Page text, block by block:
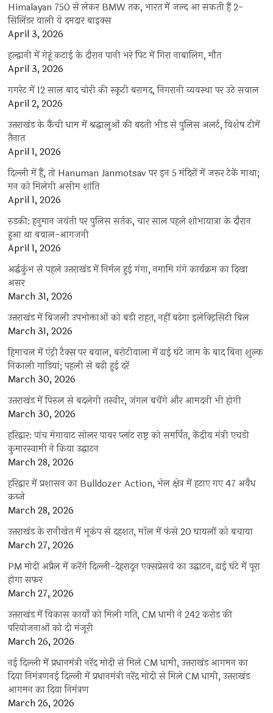
Himalayan 750 से लेकर BMW तक, भारत में जल्द आ सकती हैं 2-
सिलिंडर वाली ये दमदार बाइक्स
April 3, 2026
हल्द्वानी में गेहूं कटाई के दौरान पानी भरे पिट में गिरा नाबालिग, मौत
April 3, 2026
गगरेट में 12 साल बाद चोरी की स्कूटी बरामद, निगरानी व्यवस्था पर उठे सवाल
April 2, 2026
उत्तराखंड के कैंची धाम में श्रद्धालुओं की बढ़ती भीड़ से पुलिस अलर्ट, विशेष टीमें
तैनात
April 1, 2026
दिल्ली में हैं, तो Hanuman Janmotsav पर इन 5 मंदिरों में जरूर टेकें माथा;
मन को मिलेगी असीम शांति
April 1, 2026
रुड़की: हनुमान जयंती पर पुलिस सर्तक, चार साल पहले शोभायात्रा के दौरान
हुआ था बवाल-आगजनी
April 1, 2026
अर्द्धकुंभ से पहले उत्तराखंड में निर्मल हुई गंगा, नमामि गंगे कार्यक्रम का दिखा
असर
March 31, 2026
उत्तराखंड में बिजली उपभोक्ताओं को बड़ी राहत, नहीं बढ़ेगा इलेक्ट्रिसिटी बिल
March 31, 2026
हिमाचल में एंट्री टैक्स पर बवाल, बरोटीवाला में ढाई घंटे जाम के बाद बिना शुल्क
निकाली गाड़ियां; पहली से बढ़ी हुई दरें
March 30, 2026
उत्तराखंड में पिरुल से बदलेगी तस्वीर, जंगल बचेंगे और आमदनी भी होगी
March 30, 2026
हरिद्वार: पांच मेगावाट सोलर पावर प्लांट राष्ट्र को समर्पित, केंद्रीय मंत्री एचडी
कुमारस्वामी ने किया उद्घाटन
March 28, 2026
हरिद्वार में प्रशासन का Bulldozer Action, भेल क्षेत्र में हटाए गए 47 अवैध
कब्जे
March 28, 2026
उत्तराखंड के रानीखेत में भूकंप से दहशत, मॉल में फंसे 20 घायलों को बचाया
March 27, 2026
PM मोदी अप्रैल में करेंगे दिल्ली-देहरादून एक्सप्रेसवे का उद्घाटन, ढाई घंटे में पूरा
होगा सफर
March 27, 2026
उत्तराखंड में विकास कार्यों को मिली गति, CM धामी ने 242 करोड़ की
परियोजनाओं को दी मंजूरी
March 26, 2026
नई दिल्ली में प्रधानमंत्री नरेंद्र मोदी से मिले CM धामी, उत्तराखंड आगमन का
दिया निमंत्रणनई दिल्ली में प्रधानमंत्री नरेंद्र मोदी से मिले CM धामी, उत्तराखंड
आगमन का दिया निमंत्रण
March 26, 2026